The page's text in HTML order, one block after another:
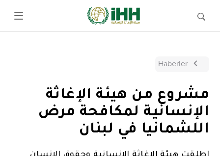
Haberler
مشروع من هيئة الإغاثة
الإنسانية لمكافحة مرض
اللشمانيا في لبنان
اطلقت هيئة الإغاثة الإنسانية وحقوق الإنسان